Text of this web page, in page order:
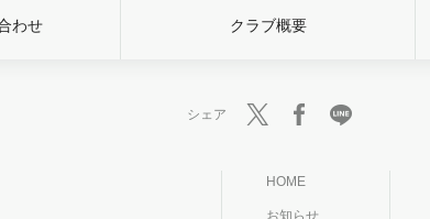
わせ クラブ概要
シェア
HOME